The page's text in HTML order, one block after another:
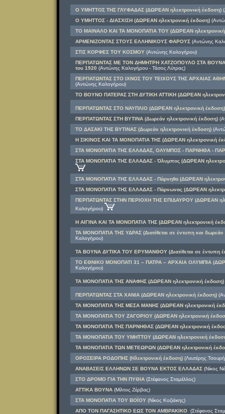
Ο ΥΜΗΤΤΟΣ ΤΗΣ ΓΛΥΦΑΔΑΣ (ΔΩΡΕΑΝ ηλεκτρονική έκδοση)
Ο ΥΜΗΤΤΟΣ - ΔΙΑΣΧΙΣΗ (ΔΩΡΕΑΝ ηλεκτρονική έκδοση)
ΤΟ ΜΑΙΝΑΛΟ ΚΑΙ ΤΑ ΜΟΝΟΠΑΤΙΑ ΤΟΥ (ΔΩΡΕΑΝ ηλεκτρονική
ΑΡΜΕΝΙΖΟΝΤΑΣ ΣΤΟΥΣ ΕΛΛΗΝΙΚΟΥΣ ΦΑΡΟΥΣ(Αντώνης
ΣΤΙΣ ΚΟΡΦΕΣ ΤΟΥ ΚΟΣΜΟΥ(Αντώνης Καλογήρου)
ΠΕΡΠΑΤΩΝΤΑΣ ΜΕ ΤΟΝ ΔΗΜΗΤΡΗ ΧΑΤΖΟΠΟΥΛΟ ΣΤΑ ΒΟΥΝΑ
του 1920 (Αντώνης Καλογήρου - Τάσος Λύτρας)
ΠΕΡΠΑΤΩΝΤΑΣ ΣΤΟ ΙΧΝΟΣ ΤΟΥ ΤΕΙΧΟΥΣ ΤΗΣ ΑΡΧΑΙΑΣ
(Αντώνης Καλογήρου)
ΤΟ ΒΟΥΝΟ ΠΑΤΕΡΑΣ ΣΤΗ ΔΥΤΙΚΗ ΑΤΤΙΚΗ (ΔΩΡΕΑΝ
ΠΕΡΠΑΤΩΝΤΑΣ ΣΤΟ ΝΑΥΠΛΙΟ (ΔΩΡΕΑΝ ηλεκτρονική έκδοση)
ΠΕΡΠΑΤΩΝΤΑΣ ΣΤΗ ΒΥΤΙΝΑ (Δωρεάν ηλεκτρονική έκδοση)
ΤΟ ΔΑΣΑΚΙ ΤΗΣ ΒΥΤΙΝΑΣ (Δωρεάν ηλεκτρονική έκδοση)
Η ΣΙΚΙΝΟΣ ΚΑΙ ΤΑ ΜΟΝΟΠΑΤΙΑ ΤΗΣ (ΔΩΡΕΑΝ ηλεκτρονική
ΣΤΑ ΜΟΝΟΠΑΤΙΑ ΤΗΣ ΕΛΛΑΔΑΣ, ΟΛΥΜΠΟΣ - ΠΑΡΝΗΘΑ -
ΣΤΑ ΜΟΝΟΠΑΤΙΑ ΤΗΣ ΕΛΛΑΔΑΣ - Όλυμπος (ΔΩΡΕΑΝ
ΣΤΑ ΜΟΝΟΠΑΤΙΑ ΤΗΣ ΕΛΛΑΔΑΣ - Πάρνηθα (ΔΩΡΕΑΝ
ΣΤΑ ΜΟΝΟΠΑΤΙΑ ΤΗΣ ΕΛΛΑΔΑΣ - Πάρνωνας (ΔΩΡΕΑΝ
ΠΕΡΠΑΤΩΝΤΑΣ ΣΤΗΝ ΠΕΡΙΟΧΗ ΤΗΣ ΕΠΙΔΑΥΡΟΥ (ΔΩΡΕΑΝ
Καλογήρου)
Η ΑΙΓΙΝΑ ΚΑΙ ΤΑ ΜΟΝΟΠΑΤΙΑ ΤΗΣ (ΔΩΡΕΑΝ ηλεκτρονική
ΤΑ ΜΟΝΟΠΑΤΙΑ ΤΗΣ ΥΔΡΑΣ (Διατίθεται σε έντυπη και δωρεάν
Καλογήρου)
ΤΑ ΒΟΥΝΑ ΔΥΤΙΚΑ ΤΟΥ ΕΡΥΜΑΝΘΟΥ (Διατίθεται σε έντυπη
ΤΟ ΕΘΝΙΚΟ ΜΟΝΟΠΑΤΙ 31 – ΠΑΤΡΑ – ΑΡΧΑΙΑ ΟΛΥΜΠΙΑ
Καλογήρου)
ΤΑ ΜΟΝΟΠΑΤΙΑ ΤΗΣ ΑΝΑΦΗΣ (ΔΩΡΕΑΝ ηλεκτρονική έκδοση)
ΠΕΡΠΑΤΩΝΤΑΣ ΣΤΑ ΧΑΝΙΑ (ΔΩΡΕΑΝ ηλεκτρονική έκδοση)
ΤΑ ΜΟΝΟΠΑΤΙΑ ΤΗΣ ΜΕΣΑ ΜΑΝΗΣ (ΔΩΡΕΑΝ ηλεκτρονική
ΤΑ ΜΟΝΟΠΑΤΙΑ ΤOY ΖΑΓΟΡΙΟΥ (ΔΩΡΕΑΝ ηλεκτρονική
ΤΑ ΜΟΝΟΠΑΤΙΑ ΤΗΣ ΠΑΡΝΗΘΑΣ (ΔΩΡΕΑΝ ηλεκτρονική
ΤΑ ΜΟΝΟΠΑΤΙΑ ΤΟΥ ΥΜΗΤΤΟΥ (ΔΩΡΕΑΝ ηλεκτρονική
ΤΑ ΜΟΝΟΠΑΤΙΑ ΤΩΝ ΜΕΤΕΩΡΩΝ (ΔΩΡΕΑΝ ηλεκτρονική
ΟΡΟΣΕΙΡΑ ΡΟΔΟΠΗΣ (Ηλεκτρονική έκδοση)(Λευτέρης
ΑΝΑΒΑΣΕΙΣ ΕΛΛΗΝΩΝ ΣΕ ΒΟΥΝΑ ΕΚΤΟΣ ΕΛΛΑΔΑΣ(Νίκος
ΣΤΟ ΔΡΟΜΟ ΓΙΑ ΤΗΝ ΠΥΘΙΑ(Στέφανος Σταμέλλος)
ΑΤΤΙΚΑ ΒΟΥΝΑ(Μίλτος Ζέρβας)
ΣΤΑ ΜΟΝΟΠΑΤΙΑ ΤΟΥ ΒΟΪΟΥ(Νίκος Κοζιάκης)
ΑΠΟ ΤΟΝ ΠΑΓΑΣΗΤΙΚΟ ΕΩΣ ΤΟΝ ΑΜΒΡΑΚΙΚΟ (Στέφανος